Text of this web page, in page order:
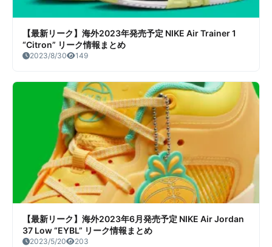
【最新リーク】海外2023年発売予定 NIKE Air Trainer 1
“Citron” リーク情報まとめ
2023/8/30 149
【最新リーク】海外2023年6月発売予定 NIKE Air Jordan
37 Low “EYBL” リーク情報まとめ
2023/5/20 203